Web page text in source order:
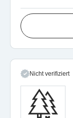
Nicht verifiziert